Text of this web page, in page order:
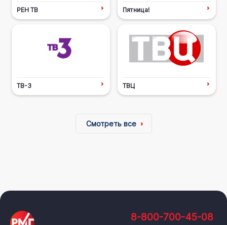
РЕН ТВ Пятница!
ТВ-3 ТВЦ
Смотреть все
8-800-700-45-08